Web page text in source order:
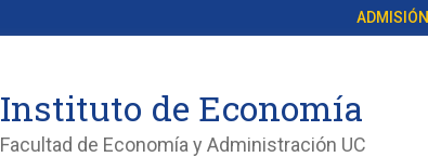
ADMISIÓN
Instituto de Economía
Facultad de Economía y Administración UC